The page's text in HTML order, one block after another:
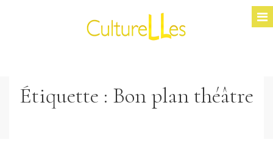
Étiquette : Bon plan théâtre